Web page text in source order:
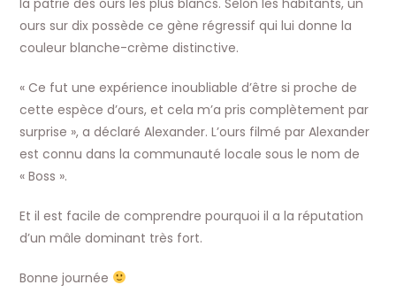
la patrie des ours les plus blancs. Selon les habitants, un
ours sur dix possède ce gène régressif qui lui donne la
couleur blanche-crème distinctive.
« Ce fut une expérience inoubliable d’être si proche de
cette espèce d’ours, et cela m’a pris complètement par
surprise », a déclaré Alexander. L’ours filmé par Alexander
est connu dans la communauté locale sous le nom de
« Boss ».
Et il est facile de comprendre pourquoi il a la réputation
d’un mâle dominant très fort.
Bonne journée